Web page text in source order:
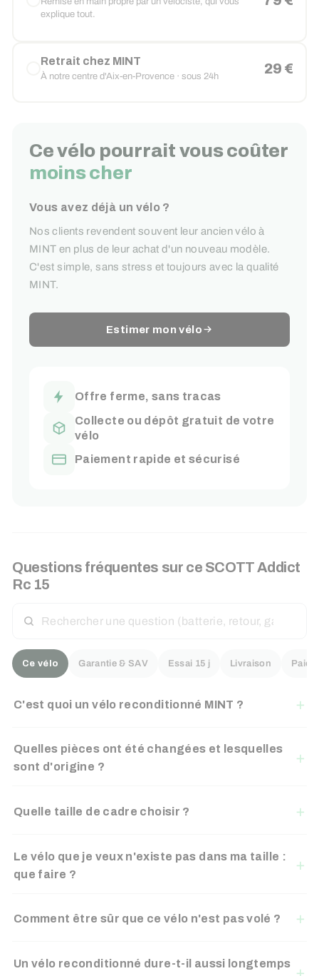
explique tout.
Retrait chez MINT
À notre centre d'Aix-en-Provence · sous 24h 29 €
Ce vélo pourrait vous coûter
moins cher
Vous avez déjà un vélo ?
Nos clients revendent souvent leur ancien vélo à
MINT en plus de leur achat d'un nouveau modèle.
C'est simple, sans stress et toujours avec la qualité
MINT.
Estimer mon vélo
Offre ferme, sans tracas
Collecte ou dépôt gratuit de votre
vélo
Paiement rapide et sécurisé
Questions fréquentes sur ce SCOTT Addict
Rc 15
UNE
Ce vélo Garantie & SAV Essai 15 j Livraison
C'est quoi un vélo reconditionné MINT ?
Quelles pièces ont été changées et lesquelles
sont d'origine ?
Quelle taille de cadre choisir ?
Le vélo que je veux n'existe pas dans ma taille :
que faire ?
Comment être sûr que ce vélo n'est pas volé ?
Un vélo reconditionné dure-t-il aussi longtemps